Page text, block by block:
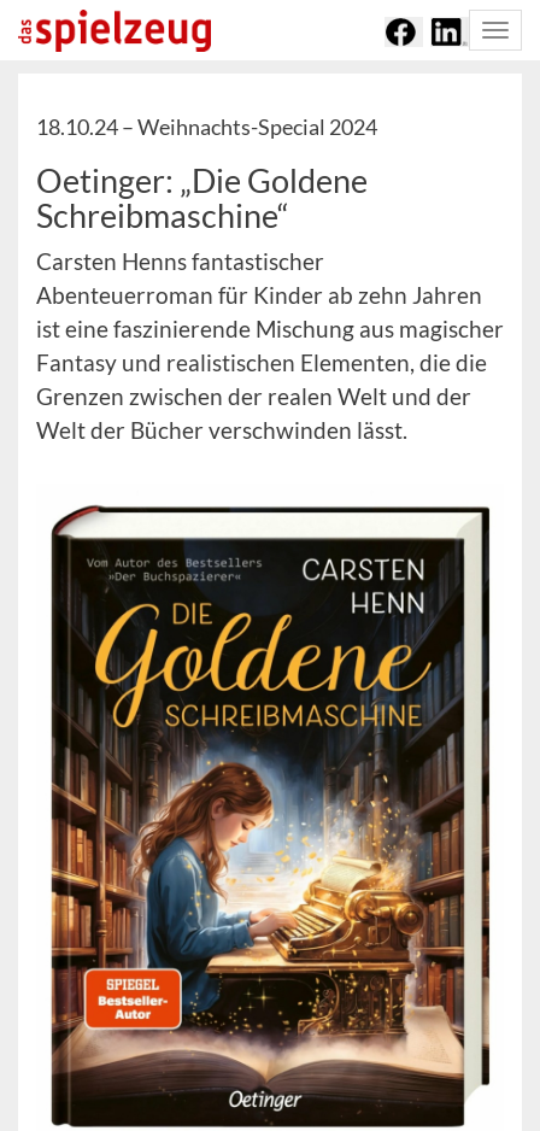
18.10.24 –Weihnachts-Special 2024
Oetinger: „Die Goldene
Schreibmaschine“
Carsten Henns fantastischer
Abenteuerroman für Kinder ab zehn Jahren
ist eine faszinierende Mischung aus magischer
Fantasy und realistischen Elementen, die die
Grenzen zwischen der realen Welt und der
Welt der Bücher verschwinden lässt.